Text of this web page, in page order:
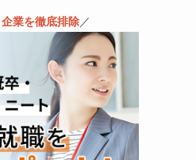
業を徹底排除／